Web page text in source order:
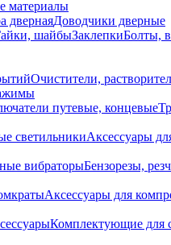
материалы
двернаяДоводчики дверные
шайбыЗаклепкиБолты,
Очистители,
путевые, концевые
светильникиАксессуары
вибраторыБензорезы,
Аксессуары для
Комплектующие для